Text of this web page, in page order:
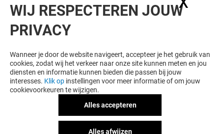
WIJ RESPECTEREN JOUW
PRIVACY
Wanneer je door de website navigeert, accepteer je het gebruik van
cookies, zodat wij het verkeer naar onze site kunnen meten en jou
diensten en informatie kunnen bieden die passen bij jouw
interesses. Klik op instellingen voor meer informatie of om jouw
cookievoorkeuren te wijzigen.
Alles accepteren
Alles afwijzen